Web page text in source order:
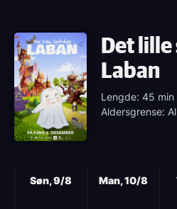
Det
Laban
Lengde: 45 min
Aldersgrense:
Søn, 9/8 Man, 10/8